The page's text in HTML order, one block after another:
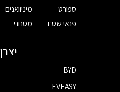
ספורט
פנאי שטח
מיניוואנים
מסחרי
יצרן
BYD
EVEASY